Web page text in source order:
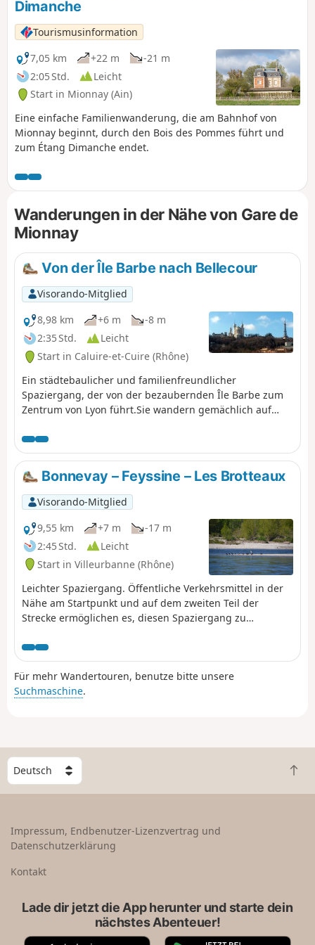
Dimanche
Tourismusinformation
7,05 km
+22 m
-21 m
2:05 Std.
Leicht
Start in Mionnay (Ain)
Eine einfache Familienwanderung, die am Bahnhof von
Mionnay beginnt, durch den Bois des Pommes führt und
zum Étang Dimanche endet.
Wanderungen in der Nähe von Gare de
Mionnay
Von der Île Barbe nach Bellecour
Visorando-Mitglied
8,98 km
+6 m
-8 m
2:35 Std.
Leicht
Start in Caluire-et-Cuire (Rhône)
Ein städtebaulicher und familienfreundlicher
Spaziergang, der von der bezaubernden Île Barbe zum
Zentrum von Lyon führt.Sie wandern gemächlich auf
Gestaltung und die wenigen Kunstwerke zu schätzen
wissen, die die Strecke säumen.
Bonnevay – Feyssine – Les Brotteaux
Visorando-Mitglied
9,55 km
+7 m
-17 m
2:45 Std.
Leicht
Start in Villeurbanne (Rhône)
Leichter Spaziergang. Öffentliche Verkehrsmittel in der
Nähe am Startpunkt und auf dem zweiten Teil der
Strecke ermöglichen es, diesen Spaziergang zu
Für mehr Wandertouren, benutze bitte unsere
Suchmaschine.
W
ä
h
e
n
Z
u
Impressum, Endbenutzer-Lizenzvertrag und
Datenschutzerklärung
Kontakt
Lade dir jetzt die App herunter und starte dein
nächstes Abenteuer!